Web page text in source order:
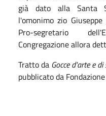
già dato alla Santa
l'omonimo zio
Pro-segretario
Congregazione allora
Tratto da Gocce d'arte e
pubblicato da